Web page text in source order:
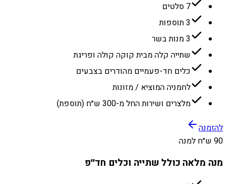
7 סלטים
3 תוספות
3 מנות בשר
שתייה קלה מבית קוקה קולה ופריגת
כלים חד-פעמיים מהודרים בצבעים
לחמניה המוציא / מזונות
מלצרים ושירות החל מ-300 ש״ח (תוספת)
להזמנה
90 ש״ח למנה
מנה מלאה כולל שתייה וכלים חד״פ